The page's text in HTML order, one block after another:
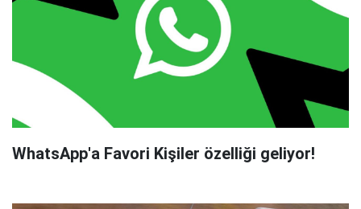
WhatsApp'a Favori Kişiler özelliği geliyor!